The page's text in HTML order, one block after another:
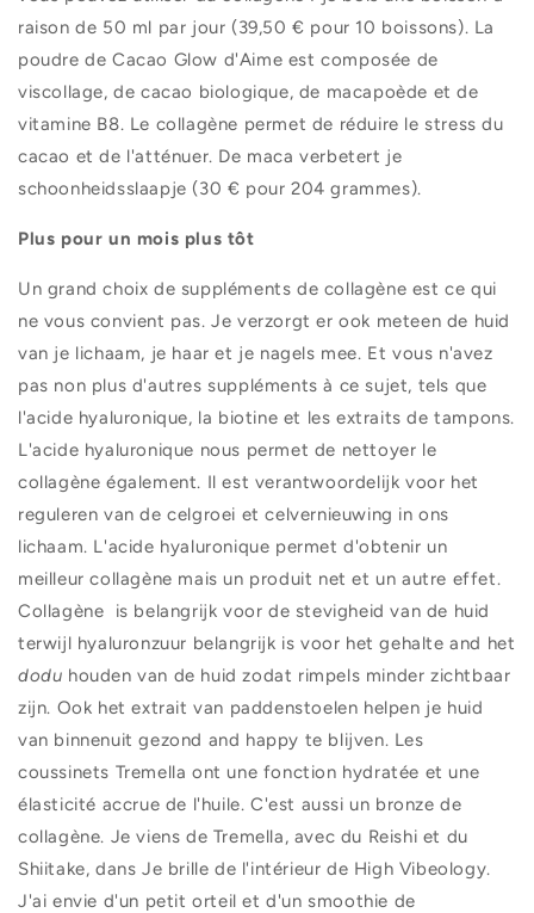
raison de 50 ml par jour (39,50 € pour 10 boissons). La
poudre de Cacao Glow d'Aime est composée de
viscollage, de cacao biologique, de macapoède et de
vitamine B8. Le collagène permet de réduire le stress du
cacao et de l'atténuer. De maca verbetert je
schoonheidsslaapje (30 € pour 204 grammes).
Plus pour un mois plus tôt
Un grand choix de suppléments de collagène est ce qui
ne vous convient pas. Je verzorgt er ook meteen de huid
van je lichaam, je haar et je nagels mee. Et vous n'avez
pas non plus d'autres suppléments à ce sujet, tels que
l'acide hyaluronique, la biotine et les extraits de tampons.
L'acide hyaluronique nous permet de nettoyer le
collagène également. Il est verantwoordelijk voor het
reguleren van de celgroei et celvernieuwing in ons
lichaam. L'acide hyaluronique permet d'obtenir un
meilleur collagène mais un produit net et un autre effet.
Collagène
is belangrijk voor de stevigheid van de huid
terwijl hyaluronzuur belangrijk is voor het gehalte and het
dodu houden van de huid zodat rimpels minder zichtbaar
zijn. Ook het extrait van paddenstoelen helpen je huid
van binnenuit gezond and happy te blijven. Les
coussinets Tremella ont une fonction hydratée et une
élasticité accrue de l'huile. C'est aussi un bronze de
collagène. Je viens de Tremella, avec du Reishi et du
Shiitake, dans Je brille de l'intérieur de High Vibeology.
J'ai envie d'un petit orteil et d'un smoothie de